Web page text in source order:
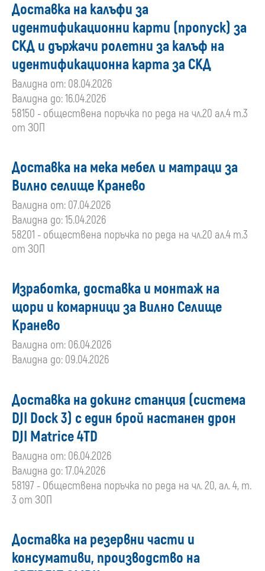
Доставка на калъфи за
идентификационни карти (пропуск) за
СКД и държачи ролетни за калъф на
идентификационна карта за СКД
Валидна от: 08.04.2026
Валидна до: 16.04.2026
58150 - обществена поръчка по реда на чл.20 ал.4 т.3
от ЗОП
Доставка на мека мебел и матраци за
Вилно селище Кранево
Валидна от: 07.04.2026
Валидна до: 15.04.2026
58201 - обществена поръчка по реда на чл.20 ал.4 т.3
от ЗОП
Изработка, доставка и монтаж на
щори и комарници за Вилно Селище
Кранево
Валидна от: 06.04.2026
Валидна до: 09.04.2026
Доставка на докинг станция (система
DJI Dock 3) с един брой настанен дрон
DJI Matrice 4TD
Валидна от: 06.04.2026
Валидна до: 17.04.2026
58197 - Обществена поръчка по реда на чл. 20, ал. 4, т.
3 от ЗОП
Доставка на резервни части и
консумативи, производство на